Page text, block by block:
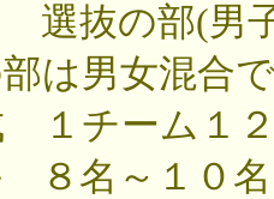
抜の部(男
は男女混合
１チーム１
８名～１０